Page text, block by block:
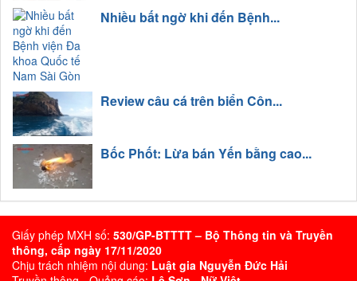
Nhiều bất ngờ khi đến Bệnh...
Review câu cá trên biển Côn...
Bốc Phốt: Lừa bán Yến bằng cao...
Giấy phép MXH số: 530/GP-BTTTT – Bộ Thông tin và Truyền
thông, cấp ngày 17/11/2020
Chịu trách nhiệm nội dung: Luật gia Nguyễn Đức Hải